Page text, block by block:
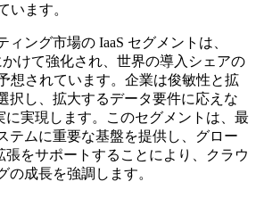
います。
ィング市場の IaaS セグメントは、
かけて強化され、世界の導入シェアの
想されています。企業は俊敏性と拡
択し、拡大するデータ要件に応えな
に実現します。このセグメントは、最
テムに重要な基盤を提供し、グロー
をサポートすることにより、クラウ
の成長を強調します。